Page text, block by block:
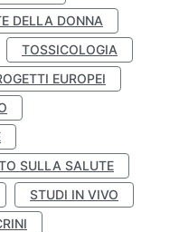
DELLA DONNA
TOSSICOLOGIA
EUROPEI
SULLA SALUTE
STUDI IN VIVO